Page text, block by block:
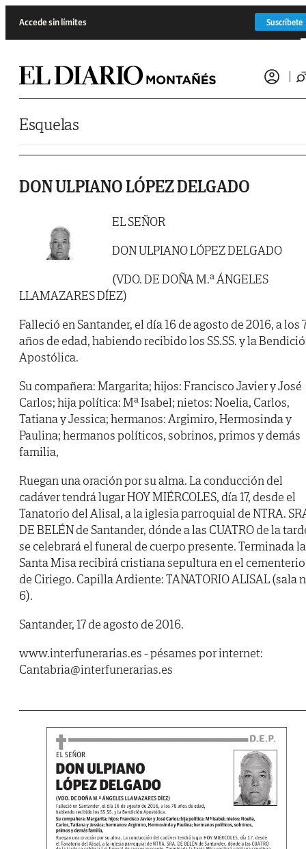
Accede sin límites Suscríbete
Esquelas
DON ULPIANO LÓPEZ DELGADO
EL SEÑOR
DON ULPIANO LÓPEZ DELGADO
(VDO. DE DOÑA M.ª ÁNGELES
LLAMAZARES DÍEZ)
Falleció en Santander, el día 16 de agosto de 2016, a los
años de edad, habiendo recibido los SS.SS. y la
Apostólica.
Su compañera: Margarita; hijos: Francisco Javier y José
Carlos; hija política: Mª Isabel; nietos: Noelia, Carlos,
Tatiana y Jessica; hermanos: Argimiro, Hermosinda y
Paulina; hermanos políticos, sobrinos, primos y demás
familia,
Ruegan una oración por su alma. La conducción del
cadáver tendrá lugar HOY MIÉRCOLES, día 17, desde el
Tanatorio del Alisal, a la iglesia parroquial de NTRA.
DE BELÉN de Santander, dónde a las CUATRO de la
se celebrará el funeral de cuerpo presente. Terminada la
Santa Misa recibirá cristiana sepultura en el cementerio
de Ciriego. Capilla Ardiente: TANATORIO ALISAL (sala
6).
Santander, 17 de agosto de 2016.
www.interfunerarias.es - pésames por internet:
Cantabria@interfunerarias.es